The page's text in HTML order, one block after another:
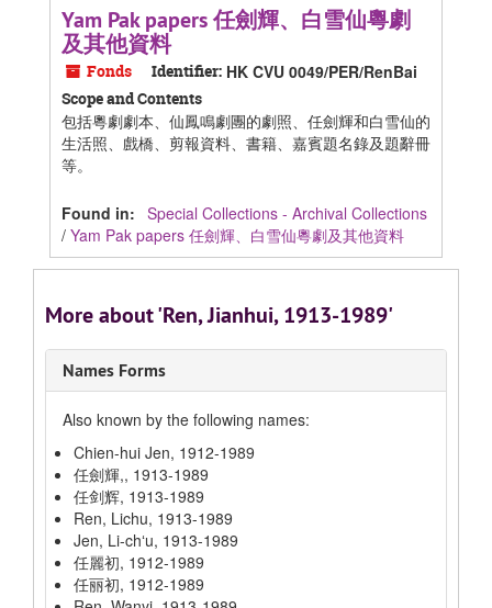
Yam Pak papers 任劍輝、白雪仙粵劇
及其他資料
Fonds Identifier: HK CVU 0049/PER/RenBai
Scope and Contents
包括粵劇劇本、仙鳳鳴劇團的劇照、任劍輝和白雪仙的
生活照、戲橋、剪報資料、書籍、嘉賓題名錄及題辭冊
等。
Found in: Special Collections - Archival Collections
/ Yam Pak papers 任劍輝、白雪仙粵劇及其他資料
More about 'Ren, Jianhui, 1913-1989'
Names Forms
Also known by the following names:
Chien-hui Jen, 1912-1989
任劍輝,, 1913-1989
任剑辉, 1913-1989
Ren, Lichu, 1913-1989
Jen, Li-chʻu, 1913-1989
任麗初, 1912-1989
任丽初, 1912-1989